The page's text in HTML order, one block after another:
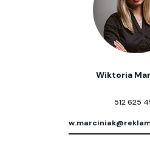
Wiktoria
512 625